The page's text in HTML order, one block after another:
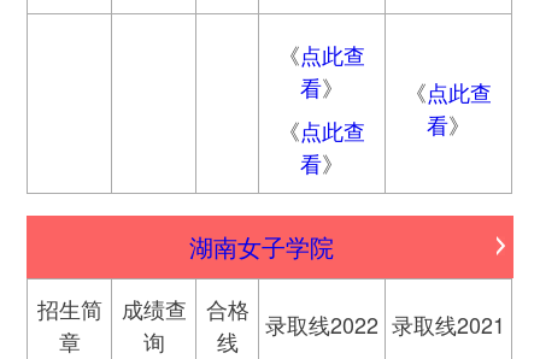
《点此查
看》
《点此查
看》
《点此查
看》
湖南女子学院
招生简
章
成绩查
询
合格
线
录取线2022 录取线2021